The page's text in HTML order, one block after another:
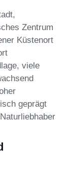
Zentrum
Küstenort
viele
geprägt